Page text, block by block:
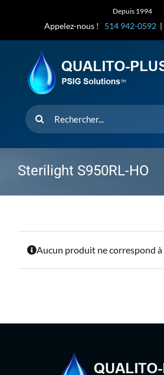
Depuis 1994
Appelez-nous ! 514 942-0592 |
Rechercher
Sterilight S950RL-HO
Aucun produit ne correspond